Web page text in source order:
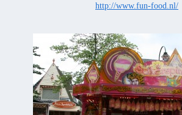
http://www.fun-food.nl/